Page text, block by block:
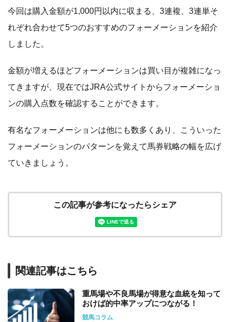
今回は購入金額が1,000円以内に収まる、3連複、3連単そ
れぞれ合わせて5つのおすすめのフォーメーションを紹介
しました。
金額が増えるほどフォーメーションは買い目が複雑になっ
てきますが、現在ではJRA公式サイトからフォーメーショ
ンの購入点数を確認することができます。
有名なフォーメーションは他にも数多くあり、こういった
フォーメーションのパターンを覚えて馬券戦略の幅を広げ
ていきましょう。
この記事が参考になったらシェア
関連記事はこちら
重馬場や不良馬場が得意な血統を知って
おけば的中率アップにつながる！
競馬コラム